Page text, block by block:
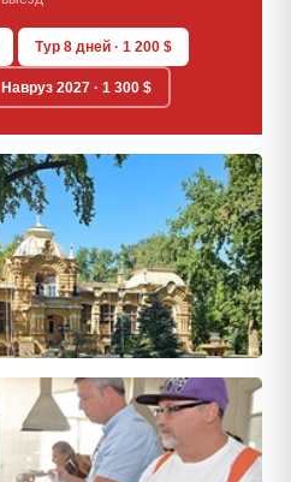
Тур 8 дней · 1 200 $
Навруз 2027 · 1 300 $